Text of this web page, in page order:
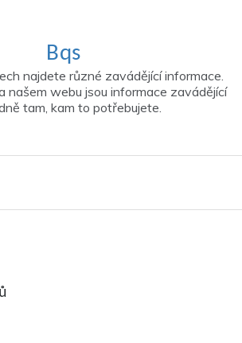
Bqs
najdete různé zavádějící informace.
našem webu jsou informace zavádějící
tam, kam to potřebujete.